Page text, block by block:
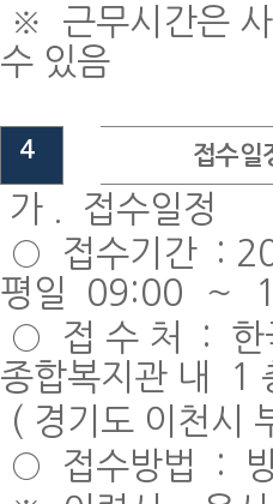
※
근무시간은
수 있음
4 접수일
가
접수일정
○
접수기간 :
평일
09:00 ～
○
접 수 처 :
한
종합복지관 내
1
( 경기도 이천시
○
접수방법 :